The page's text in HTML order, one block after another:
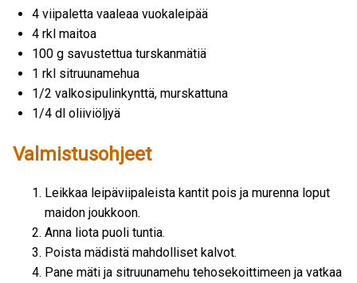
4 viipaletta vaaleaa vuokaleipää
4 rkl maitoa
100 g savustettua turskanmätiä
1 rkl sitruunamehua
1/2 valkosipulinkynttä, murskattuna
1/4 dl oliiviöljyä
Valmistusohjeet
Leikkaa leipäviipaleista kantit pois ja murenna loput
maidon joukkoon.
Anna liota puoli tuntia.
Poista mädistä mahdolliset kalvot.
Pane mäti ja sitruunamehu tehosekoittimeen ja vatkaa